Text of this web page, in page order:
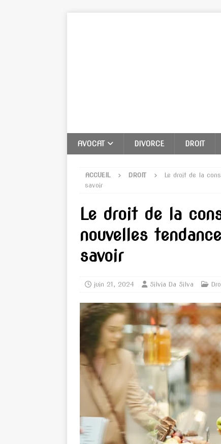
AVOCAT DIVORCE DROIT
ACCUEIL DROIT
Le droit de la
savoir
Le droit de la
nouvelles
savoir
juin 21, 2024 Silvia Da Silva